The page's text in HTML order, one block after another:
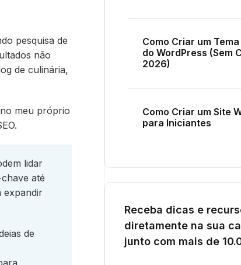
pesquisa de
não
de culinária,
meu próprio
lidar
até
expandir
de
Como Criar um
do WordPress (Sem
2026)
Como Criar um Site
para Iniciantes
Receba dicas e
diretamente na sua
junto com mais de